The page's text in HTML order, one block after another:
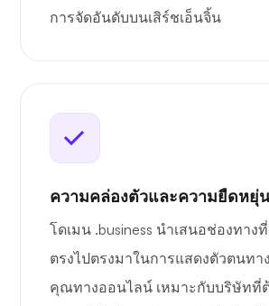
การจัดอันดับบนเสิร์ชเอ็นจิ้น
ความคล่องตัวและความยืดหยุ่น
โดเมน .business นำเสนอช่องทาง
ตรงไปตรงมาในการแสดงตัวตนท
คุณทางออนไลน์ เหมาะกับบริษัทที่